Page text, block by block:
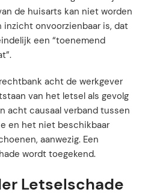
de huisarts kan niet worden
inzicht onvoorzienbaar is, dat
een “toenemend
acht de werkgever
van het letsel als gevolg
acht causaal verband tussen
en het niet beschikbaar
aanwezig. Een
wordt toegekend.
Letselschade